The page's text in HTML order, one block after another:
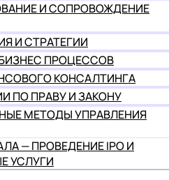
И СОПРОВОЖДЕНИЕ
И СТРАТЕГИИ
ПРОЦЕССОВ
КОНСАЛТИНГА
ПО ПРАВУ И ЗАКОНУ
МЕТОДЫ УПРАВЛЕНИЯ
— ПРОВЕДЕНИЕ IPO И
УСЛУГИ